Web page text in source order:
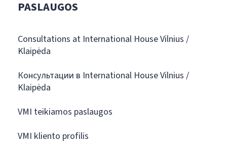
PASLAUGOS
Consultations at International House Vilnius /
Klaipėda
Консультации в International House Vilnius /
Klaipėda
VMI teikiamos paslaugos
VMI kliento profilis